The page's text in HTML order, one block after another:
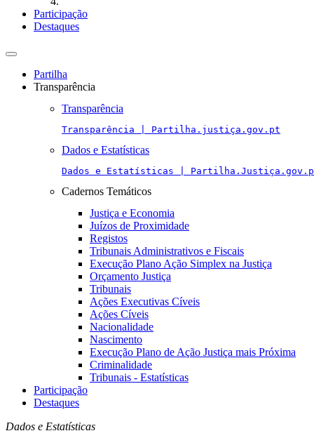
Participação
Destaques
Toggle
navigationPartilha
Transparência
Transparência
Transparência | Partilha.justiça.gov.pt
Dados e Estatísticas
Dados e Estatísticas |
Cadernos Temáticos
Justiça e Economia
Juízos de Proximidade
Registos
Tribunais Administrativos e Fiscais
Execução Plano Ação Simplex na Justiça
Orçamento Justiça
Tribunais
Ações Executivas Cíveis
Ações Cíveis
Nacionalidade
Nascimento
Execução Plano de Ação Justiça mais Próxima
Criminalidade
Tribunais - Estatísticas
Participação
Destaques
Dados e Estatísticas